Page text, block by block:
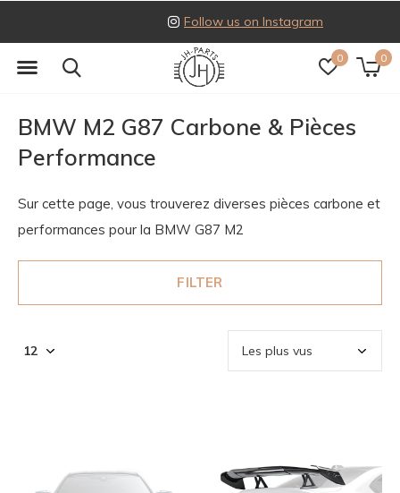
0 0
Follow us on Instagram
BMW M2 G87 Carbone & Pièces
Performance
Sur cette page, vous trouverez diverses pièces carbone et
performances pour la BMW G87 M2
FILTER